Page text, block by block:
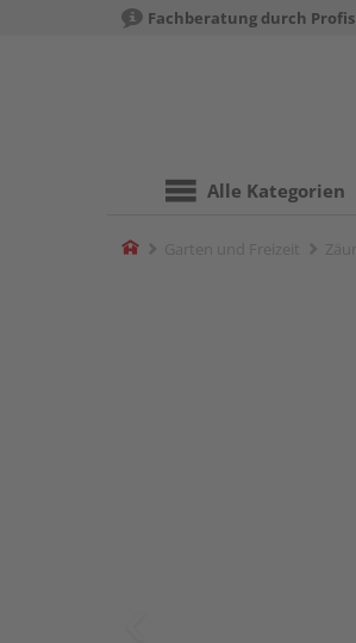
Fachberatung durch Profis
Alle Kategorien
Home